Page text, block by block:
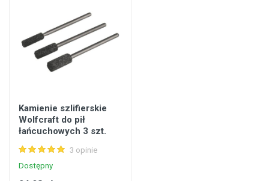
Kamienie szlifierskie
Wolfcraft do pił
łańcuchowych 3 szt.
3 opinie
Dostępny